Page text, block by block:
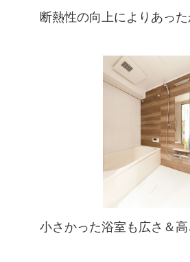
断熱性の向上によりあっ
小さかった浴室も広さ＆